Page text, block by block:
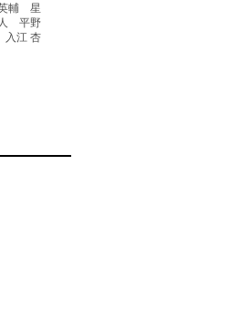
輔 星
平野
江 杏